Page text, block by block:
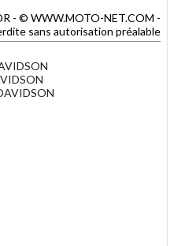
- © WWW.MOTO-NET.COM -
sans autorisation préalable